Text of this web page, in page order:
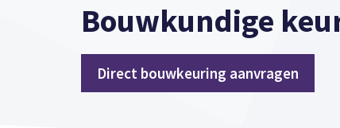
Bouwkundige
Direct bouwkeuring aanvragen